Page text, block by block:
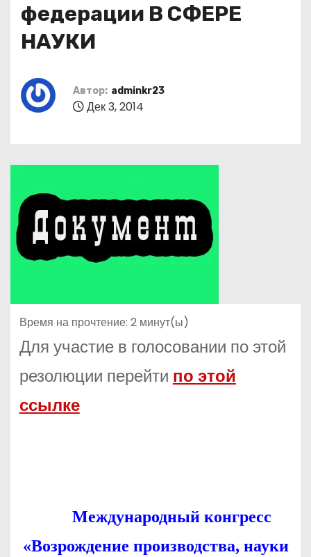
федерации В СФЕРЕ
НАУКИ
Автор: adminkr23
Дек 3, 2014
Время на прочтение: 2 минут(ы)
Для участие в голосовании по этой
резолюции перейти по этой
ссылке
Международный конгресс
«Возрождение производства, науки